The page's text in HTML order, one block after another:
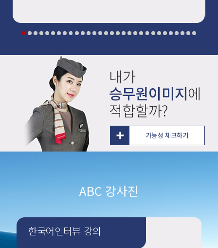
내가
승무원이미지에
적합할까?
가능성 체크하기
ABC 강사진
한국어인터뷰 강의